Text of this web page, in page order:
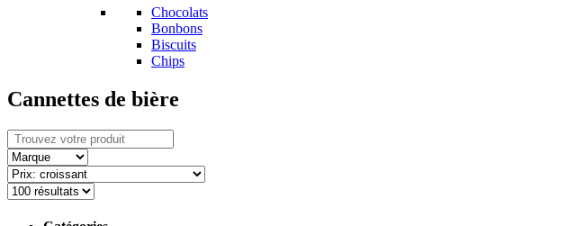
Chocolats
Bonbons
Biscuits
Chips
Cannettes de bière